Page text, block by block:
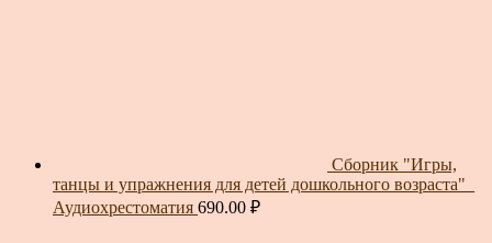
Сборник "Игры,
танцы и упражнения для детей дошкольного возраста"_
Аудиохрестоматия 690.00 ₽